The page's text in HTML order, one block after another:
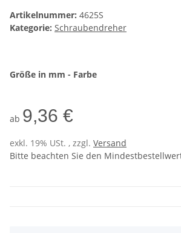
Artikelnummer: 4625S
Kategorie: Schraubendreher
Größe in mm - Farbe
ab 9,36 €
exkl. 19% USt. , zzgl. Versand
Bitte beachten Sie den